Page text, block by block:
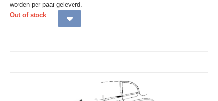
worden per paar geleverd.
Out of stock